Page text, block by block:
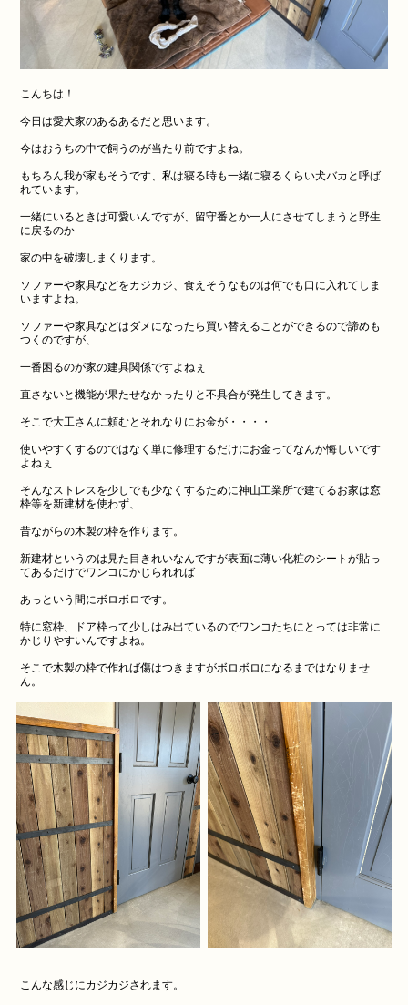
こんちは！
今日は愛犬家のあるあるだと思います。
今はおうちの中で飼うのが当たり前ですよね。
もちろん我が家もそうです、私は寝る時も一緒に寝るくらい犬バカと呼ば
れています。
一緒にいるときは可愛いんですが、留守番とか一人にさせてしまうと野生
に戻るのか
家の中を破壊しまくります。
ソファーや家具などをカジカジ、食えそうなものは何でも口に入れてしま
いますよね。
ソファーや家具などはダメになったら買い替えることができるので諦めも
つくのですが、
一番困るのが家の建具関係ですよねぇ
直さないと機能が果たせなかったりと不具合が発生してきます。
そこで大工さんに頼むとそれなりにお金が・・・・
使いやすくするのではなく単に修理するだけにお金ってなんか悔しいです
よねぇ
そんなストレスを少しでも少なくするために神山工業所で建てるお家は窓
枠等を新建材を使わず、
昔ながらの木製の枠を作ります。
新建材というのは見た目きれいなんですが表面に薄い化粧のシートが貼っ
てあるだけでワンコにかじられれば
あっという間にボロボロです。
特に窓枠、ドア枠って少しはみ出ているのでワンコたちにとっては非常に
かじりやすいんですよね。
そこで木製の枠で作れば傷はつきますがボロボロになるまではなりませ
ん。
こんな感じにカジカジされます。